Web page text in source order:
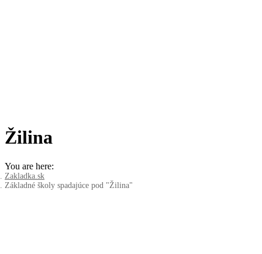
Žilina
You are here:
Zakladka.sk
Základné školy spadajúce pod "Žilina"